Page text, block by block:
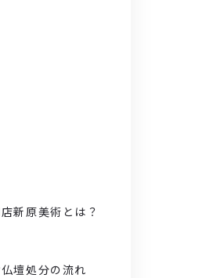
新原美術とは？
壇処分の流れ